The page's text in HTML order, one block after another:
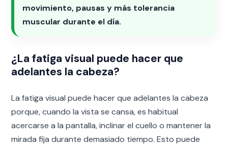
movimiento, pausas y más tolerancia
muscular durante el día.
¿La fatiga visual puede hacer que
adelantes la cabeza?
La fatiga visual puede hacer que adelantes la cabeza
porque, cuando la vista se cansa, es habitual
acercarse a la pantalla, inclinar el cuello o mantener la
mirada fija durante demasiado tiempo. Esto puede